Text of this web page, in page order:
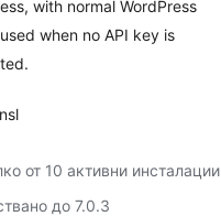
with normal WordPress
when no API key is
от 10 активни инсталации
до 7.0.3